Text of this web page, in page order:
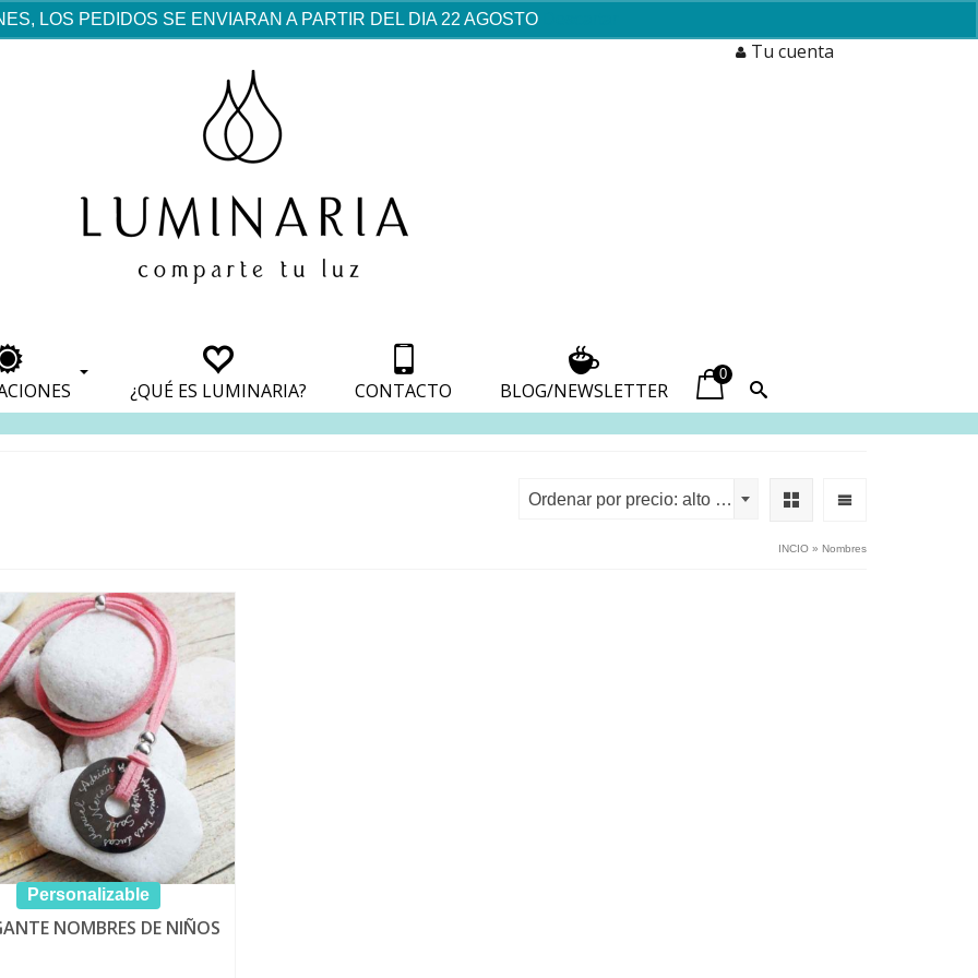
LOS PEDIDOS SE ENVIARAN A PARTIR DEL DIA 22 AGOSTO
Tu cuenta
avec une analyse de son
¿QUÉ ES LUMINARIA? CONTACTO BLOG/NEWSLETTER
0
Ordenar por precio: alto a bajo
INCIO » Nombres
Personalizable
NOMBRES DE NIÑOS